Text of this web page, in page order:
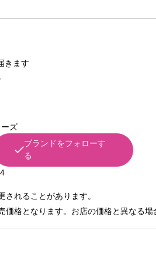
きます
ズ
ブランドをフォローす
る
れることがあります。
格となります。お店の価格と異なる場